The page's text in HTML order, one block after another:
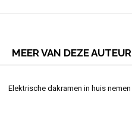
MEER VAN DEZE AUTEUR
Elektrische dakramen in huis nemen